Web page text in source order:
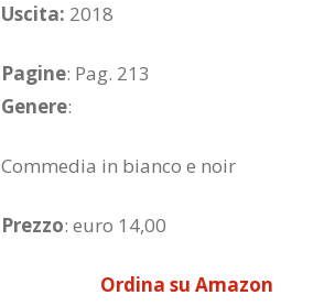
Uscita: 2018
Pagine: Pag. 213
Genere:
Commedia in bianco e noir
Prezzo: euro 14,00
Ordina su Amazon